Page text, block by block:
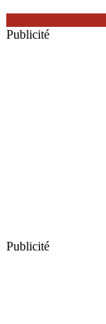
Publicité
Publicité